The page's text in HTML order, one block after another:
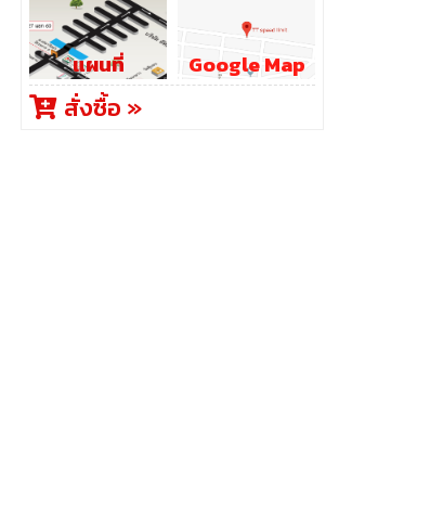
แผนที่ Google Map
สั่งซื้อ »